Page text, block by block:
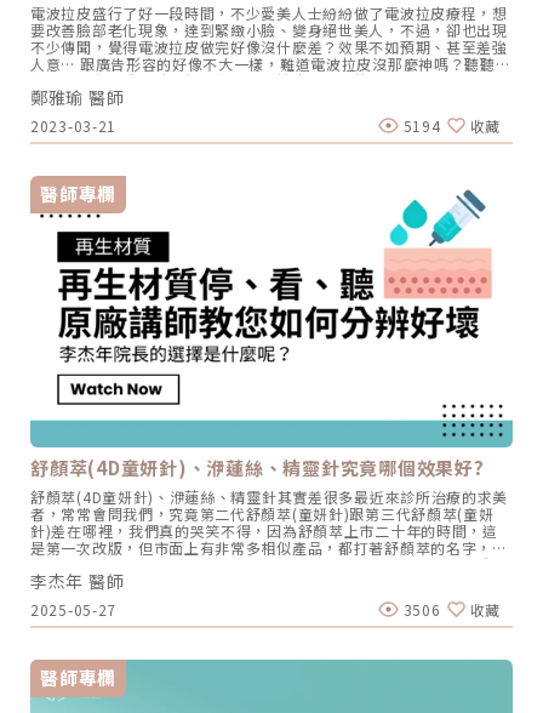
電波拉皮盛行了好一段時間，不少愛美人士紛紛做了電波拉皮療程，想
要改善臉部老化現象，達到緊緻小臉、變身絕世美人，不過，卻也出現
不少傳聞，覺得電波拉皮做完好像沒什麼差？效果不如預期、甚至差強
人意… 跟廣告形容的好像不大一樣，難道電波拉皮沒那麼神嗎？聽聽初
樂極緻美學鄭雅瑜院長怎麼説！電波拉皮是如何拉提輪廓、緊緻肌膚？
電波拉皮，是靠著每秒震動約678萬次的RF高頻電波，以整層容積式加
熱原理，深入真皮層和皮下組織，將肌膚層全層加熱至有效溫度，以刺
激肌底膠原蛋白重組新生、緊實鬆弛輪廓。電波拉皮用以作為抗老治
療，除了幾乎無恢復期外，更重要的是其短期與長期的二重效果：施打
更細緻的感覺；長期作用則是因為後續持續誘發膠原蛋白新生與重建，
達到漸進式進步的緊實效用，整體輪廓會逐漸變得俐落、下顎線更明
顯，該澎潤的地方依舊澎潤富彈性，該緊實小臉的部位也收緊上提！延
伸閱讀：Thermage FLX 第四代電波拉皮(俗稱鳳凰電波)｜台北初樂診
所｜效果更快出現舒適度更高電波拉皮沒效果原因 發數、能量、醫師操
作那麼，網路上還是有一些電波拉皮沒效果的反饋、好像打了看不出什
麼效果，原因為何呢？初樂極緻美學診所院長鄭雅瑜醫師，透露其實電
波拉皮無效治療，其實有可能是犯了這些錯！1.電波拉皮施打發數不
足？電波拉皮治療是以發數為計算，探頭以450發、900發為單位，若
求診者預算有限，不肖業者又想成交訂單，常會拆賣探頭為200發、
300發等，不僅有衛生疑慮，發數不足治療當然無效。一般而言全臉治
療會以900發為基準，依據老化情形、或針對部位治療，醫師會再評估
需要施打的發數，建議在電波拉皮治療前，務必認明是否為電波拉皮原
廠認證診所，初樂極緻美學診所不僅會在治療前後與客人確認發數，客
人也可於治療前掃描原廠探頭QRcode，親眼確認安心有保障。2.電波
拉皮施打能量是否到位？電波拉皮原廠其實不建議在療程時採舒眠麻
醉，因施打時醫師依據求診者的即時回饋、皮膚狀況，可給予更加有
效、安全、到位的治療，採舒眠麻醉患者沒有知覺的情形下，有可能帶
來治療過當；或是求診者因為怕痛，要求醫師降低能量，導致能量不足
無法達到電波效果。然而，基本上有經驗的醫師，加上第四代
Thermage電波拉皮（俗稱鳳凰電波）的技術升級，以人工智慧
AccuREP技術，讓療程有自動微調能量、校正電阻的功能，整體優化療
效、舒適度的表現，治療已更加精準、能量到位不必擔心。3.電波拉皮
醫師操作手法如何？同樣一道菜，不同廚師烹調，口味、口感也會不一
樣，治療同理，醫師針對部位，提取探頭的角度不同、能量調配、探頭
停留時間等，局部配幾發，都會影響到效果。4.期待值過高？以為電波
萬用治百病？最後，臉部嚴重老化、嚴重流失，只靠電波拉皮解決效果
有些老化問題過於嚴重，像是骨架流失、臉頰已經凹陷了，整體看起來
是消瘦、輪廓內凹，使用電波來治療，只會越來越凹，想要重建肌膚骨
架、豐盈組織，還需要搭配其餘療程，像是膠原蛋白增生劑填充(舒顏
鄭雅瑜 醫師
2023-03-21 5194 收藏
醫師專欄
舒顏萃(4D童妍針)、洢蓮絲、精靈針究竟哪個效果好?
舒顏萃(4D童妍針)、洢蓮絲、精靈針其實差很多最近來診所治療的求美
者，常常會問我們，究竟第二代舒顏萃(童妍針)跟第三代舒顏萃(童妍
針)差在哪裡，我們真的哭笑不得，因為舒顏萃上市二十年的時間，這
是第一次改版，但市面上有非常多相似產品，都打著舒顏萃的名字，加
上一代二代三代四代，意圖讓人混淆。（圖／杰膚美診所-李杰年醫師
提供）雖然這也表示舒顏萃(童妍針)在市場的地位不容質疑，因此這次
由原廠講師來跟大家說說膠原蛋白增生劑的愛恨情仇，讓大家在選擇
時，可以對產品有更清晰的認知若您希望對4D童妍針有更深入了解的
話，也可參考杰膚美網站上的另篇專文:4D童妍針是甚麼? 新一代舒顏
於2023年3月新一代4D童妍針上市發表會上演講按摩實驗與施打案例半
年追蹤效果。（圖／杰膚美診所-李杰年醫師提供）按這裡查看：Tatler
時尚雜誌報導 – 杰膚美診所李杰年院長，打造精品級的細緻美感，4D
李杰年 醫師
2025-05-27 3506 收藏
醫師專欄